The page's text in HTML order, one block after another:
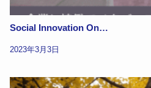
Social Innovation On…
2023年3月3日